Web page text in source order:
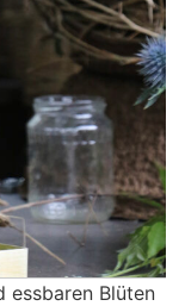
essbaren Blüten